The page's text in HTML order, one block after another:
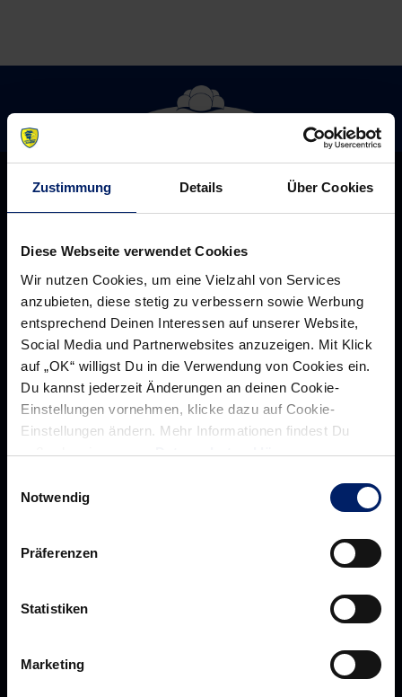
Zustimmung Details Über Cookies
Diese Webseite verwendet Cookies
Wir nutzen Cookies, um eine Vielzahl von Services
anzubieten, diese stetig zu verbessern sowie Werbung
entsprechend Deinen Interessen auf unserer Website,
Social Media und Partnerwebsites anzuzeigen. Mit Klick
auf „OK“ willigst Du in die Verwendung von Cookies ein.
Du kannst jederzeit Änderungen an deinen Cookie-
Einstellungen vornehmen, klicke dazu auf Cookie-
Einstellungen ändern. Mehr Informationen findest Du
außerdem in unsererDatenschutzerklärung.
Notwendig
Präferenzen
Statistiken
Marketing
Rhein-Neckar Löwen GmbH
Über
Navigation
dann
hier
Über uns
Historie
Aufsichtsrat
Ansprechpartner*innen